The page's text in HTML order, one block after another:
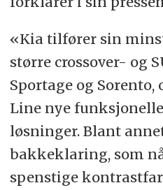
«Kia tilfører sin
større crossover- og
Sportage og Sorento,
Line nye
løsninger. Blant
bakkeklaring, som
spenstige